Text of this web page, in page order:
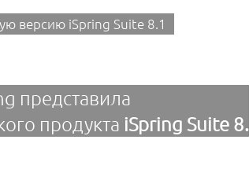
версию iSpring Suite 8.1
представила
продукта iSpring Suite 8.